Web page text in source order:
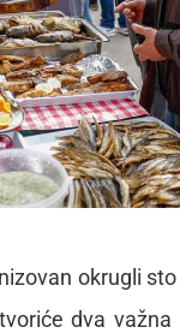
okrugli
dva